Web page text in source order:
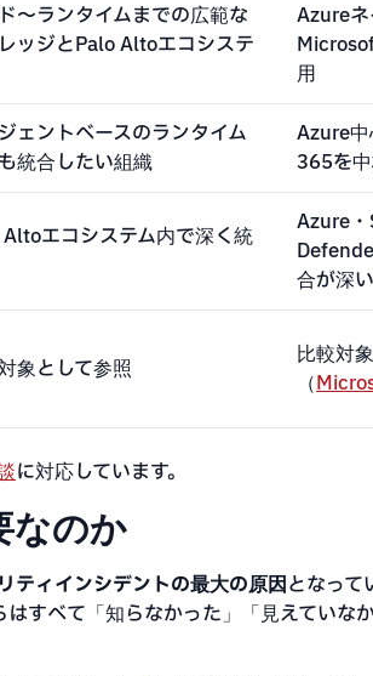
〜ランタイムまでの広範な
ッジとPalo Altoエコシステ
Azure
用
ェントベースのランタイム
統合したい組織
Azure
365を
エコシステム内で深く統
Azure
合が深い
象として参照
比較対
（
に対応しています。
なのか
ティインシデントの最大の原因となって
すべて「知らなかった」「見えていな